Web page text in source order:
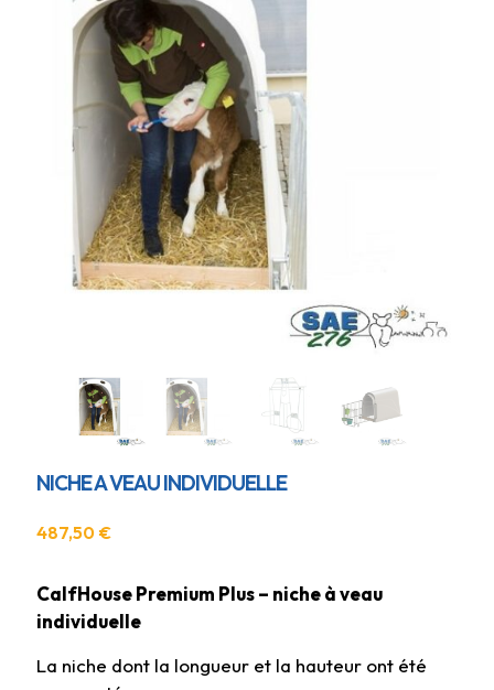
NICHE A VEAU INDIVIDUELLE
487,50 €
CalfHouse Premium Plus – niche à veau
individuelle
La niche dont la longueur et la hauteur ont été